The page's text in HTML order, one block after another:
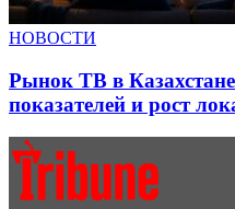
НОВОСТИ
Рынок ТВ в
показателей и рост